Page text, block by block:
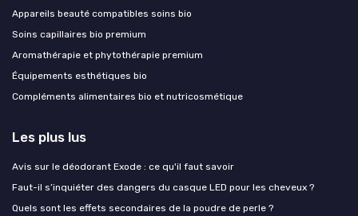
Appareils beauté compatibles soins bio
Soins capillaires bio premium
Aromathérapie et phytothérapie premium
Équipements esthétiques bio
Compléments alimentaires bio et nutricosmétique
Les plus lus
Avis sur le déodorant Exode : ce qu'il faut savoir
Faut-il s’inquiéter des dangers du casque LED pour les cheveux ?
Quels sont les effets secondaires de la poudre de perle ?